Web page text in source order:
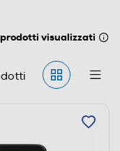
visualizzati